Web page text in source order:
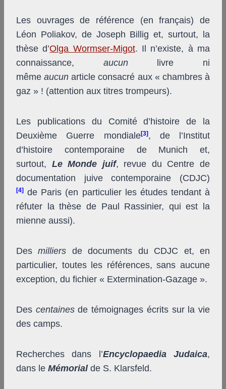
Les ouvrages de référence (en français) de
Léon Poliakov, de Joseph Billig et, surtout, la
thèse d’Olga Wormser-Migot. Il n’existe, à ma
connaissance, aucunlivre ni
mêmeaucun article consacré aux « chambres à
gaz » ! (attention aux titres trompeurs).
Les publications du Comité d’histoire de la
Deuxième Guerre mondiale[3], de l’Institut
d’histoire contemporaine de Munich et,
surtout, Le Monde juif, revue du Centre de
documentation juive contemporaine (CDJC)
[4]
de Paris (en particulier les études tendant à
réfuter la thèse de Paul Rassinier, qui est la
mienne aussi).
Desmilliers de documents du CDJC et, en
particulier, toutes les références, sans aucune
exception, du fichier « Extermination-Gazage ».
Des centainesde témoignages écrits sur la vie
des camps.
Recherches dans l’Encyclopaedia Judaica,
dans le Mémorial de S. Klarsfeld.